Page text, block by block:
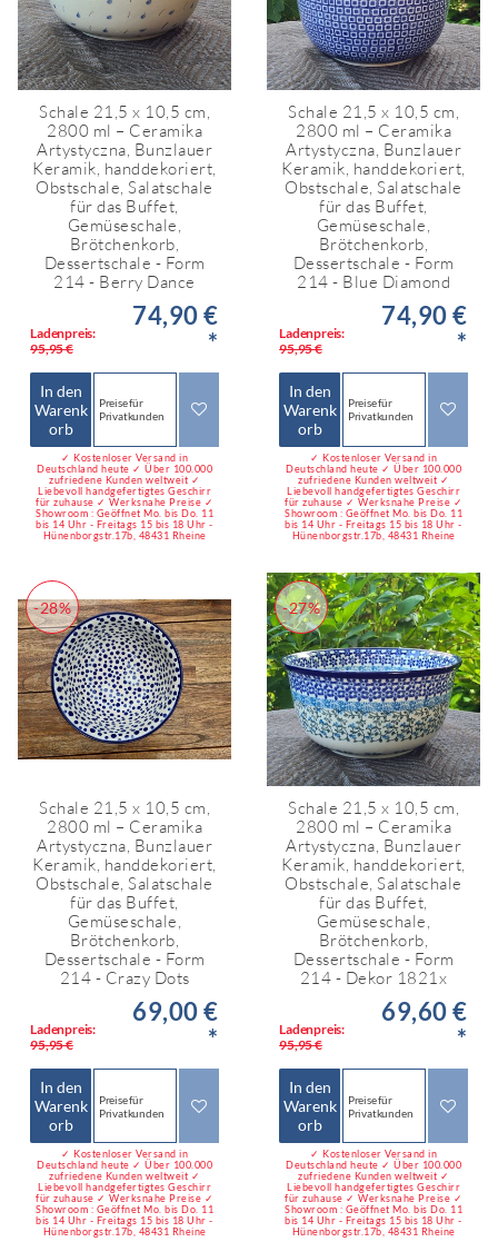
Schale 21,5 x 10,5 cm,
2800 ml – Ceramika
Artystyczna, Bunzlauer
Keramik, handdekoriert,
Obstschale, Salatschale
für das Buffet,
Gemüseschale,
Brötchenkorb,
Dessertschale - Form
214 - Berry Dance
Ladenpreis:
95,95 €
74,90 €
*
In den
Warenk
orb
Preise für
Privatkunden
✓ Kostenloser Versand in
Deutschland heute ✓ Über 100.000
zufriedene Kunden weltweit ✓
Liebevoll handgefertigtes Geschirr
für zuhause ✓ Werksnahe Preise ✓
Showroom : Geöffnet Mo. bis Do. 11
bis 14 Uhr - Freitags 15 bis 18 Uhr -
Hünenborgstr.17b, 48431 Rheine
Schale 21,5 x 10,5 cm,
2800 ml – Ceramika
Artystyczna, Bunzlauer
Keramik, handdekoriert,
Obstschale, Salatschale
für das Buffet,
Gemüseschale,
Brötchenkorb,
Dessertschale - Form
214 - Blue Diamond
Ladenpreis:
95,95 €
74,90 €
*
In den
Warenk
orb
Preise für
Privatkunden
✓ Kostenloser Versand in
Deutschland heute ✓ Über 100.000
zufriedene Kunden weltweit ✓
Liebevoll handgefertigtes Geschirr
für zuhause ✓ Werksnahe Preise ✓
Showroom : Geöffnet Mo. bis Do. 11
bis 14 Uhr - Freitags 15 bis 18 Uhr -
Hünenborgstr.17b, 48431 Rheine
-28%
Schale 21,5 x 10,5 cm,
2800 ml – Ceramika
Artystyczna, Bunzlauer
Keramik, handdekoriert,
Obstschale, Salatschale
für das Buffet,
Gemüseschale,
Brötchenkorb,
Dessertschale - Form
214 - Crazy Dots
Ladenpreis:
95,95 €
69,00 €
*
In den
Warenk
orb
Preise für
Privatkunden
✓ Kostenloser Versand in
Deutschland heute ✓ Über 100.000
zufriedene Kunden weltweit ✓
Liebevoll handgefertigtes Geschirr
für zuhause ✓ Werksnahe Preise ✓
Showroom : Geöffnet Mo. bis Do. 11
bis 14 Uhr - Freitags 15 bis 18 Uhr -
Hünenborgstr.17b, 48431 Rheine
-27%
Schale 21,5 x 10,5 cm,
2800 ml – Ceramika
Artystyczna, Bunzlauer
Keramik, handdekoriert,
Obstschale, Salatschale
für das Buffet,
Gemüseschale,
Brötchenkorb,
Dessertschale - Form
214 - Dekor 1821x
Ladenpreis:
95,95 €
69,60 €
*
In den
Warenk
orb
Preise für
Privatkunden
✓ Kostenloser Versand in
Deutschland heute ✓ Über 100.000
zufriedene Kunden weltweit ✓
Liebevoll handgefertigtes Geschirr
für zuhause ✓ Werksnahe Preise ✓
Showroom : Geöffnet Mo. bis Do. 11
bis 14 Uhr - Freitags 15 bis 18 Uhr -
Hünenborgstr.17b, 48431 Rheine